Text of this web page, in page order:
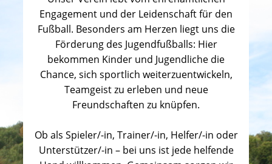
Engagement und der Leidenschaft für den
Fußball. Besonders am Herzen liegt uns die
Förderung des Jugendfußballs: Hier
bekommen Kinder und Jugendliche die
Chance, sich sportlich weiterzuentwickeln,
Teamgeist zu erleben und neue
Freundschaften zu knüpfen.
Ob als Spieler/-in, Trainer/-in, Helfer/-in oder
Unterstützer/-in – bei uns ist jede helfende